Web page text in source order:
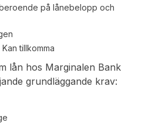
på lånebelopp och
Kan tillkomma
lån hos Marginalen Bank
grundläggande krav: